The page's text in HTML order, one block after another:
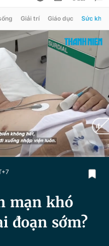
24h
Giải trí Giáo dục Sức khỏe
mạn khó
đoạn sớm?